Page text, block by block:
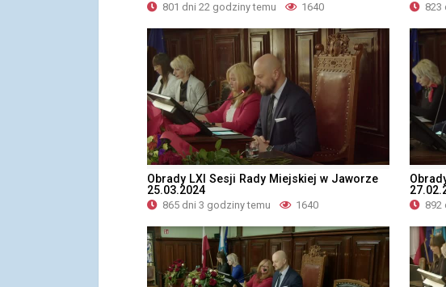
801 dni 22 godziny temu 1640 823
Obrady LXI Sesji Rady Miejskiej w Jaworze
25.03.2024
865 dni 3 godziny temu 1640 892